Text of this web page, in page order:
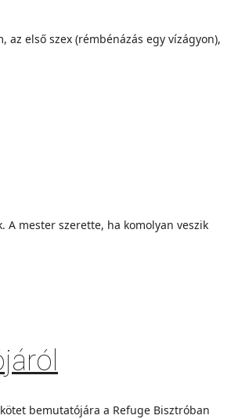
első szex (rémbénázás egy vízágyon),
mester szerette, ha komolyan veszik
bemutatójára a Refuge Bisztróban